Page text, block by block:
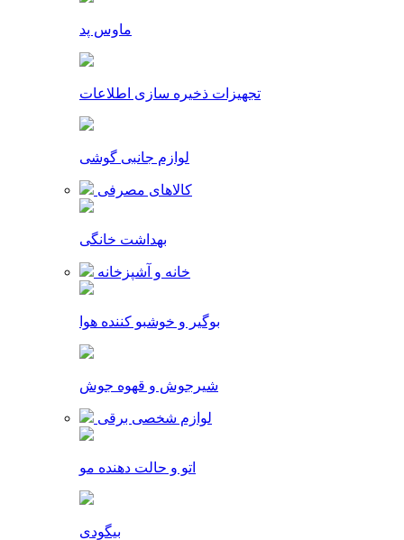
ماوس پد
تجهیزات ذخیره سازی اطلاعات
لوازم جانبی گوشی
کالاهای مصرفی
بهداشت خانگی
خانه و آشپزخانه
بوگیر و خوشبو کننده هوا
شیرجوش و قهوه جوش
لوازم شخصی برقی
اتو و حالت دهنده مو
بیگودی